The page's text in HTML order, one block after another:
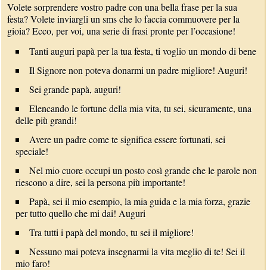
Volete sorprendere vostro padre con una bella frase per la sua
festa? Volete inviargli un sms che lo faccia commuovere per la
gioia? Ecco, per voi, una serie di frasi pronte per l’occasione!
Tanti auguri papà per la tua festa, ti voglio un mondo di bene
Il Signore non poteva donarmi un padre migliore! Auguri!
Sei grande papà, auguri!
Elencando le fortune della mia vita, tu sei, sicuramente, una
delle più grandi!
Avere un padre come te significa essere fortunati, sei
speciale!
Nel mio cuore occupi un posto così grande che le parole non
riescono a dire, sei la persona più importante!
Papà, sei il mio esempio, la mia guida e la mia forza, grazie
per tutto quello che mi dai! Auguri
Tra tutti i papà del mondo, tu sei il migliore!
Nessuno mai poteva insegnarmi la vita meglio di te! Sei il
mio faro!